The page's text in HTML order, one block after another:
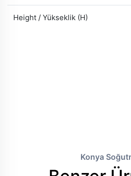
Height / Yükseklik (H)
Konya